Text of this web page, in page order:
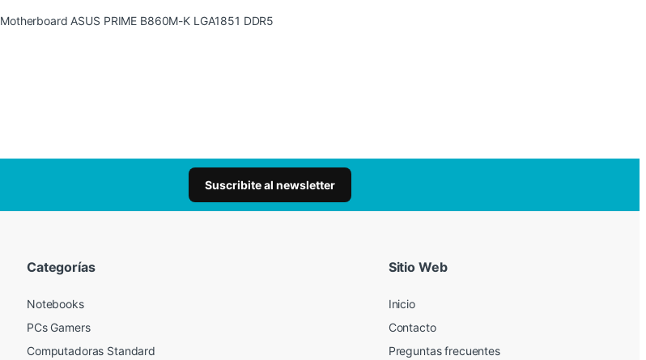
Motherboard ASUS PRIME B860M-K LGA1851 DDR5
Suscribite al newsletter
Categorías
Notebooks
PCs Gamers
Computadoras Standard
Sitio Web
Inicio
Contacto
Preguntas frecuentes